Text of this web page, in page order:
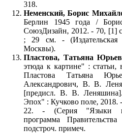
318.
Неменский, Борис
Берлин 1945 года /
СоюзДизайн, 2012. - 70, [1]
; 29 см. - (Издательская
Москвы).
Пластова, Татьяна
этюда к картине" : статьи,
Пластова Татьяна
Александрович, В. В.
[предисл. В. В.
Эпох" : Кучково поле, 2018.
22. - (Серия "Языки
программа
подстроч. примеч.